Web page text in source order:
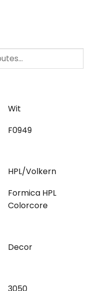
Wit
F0949
HPL/Volkern
Formica HPL
Colorcore
Decor
3050